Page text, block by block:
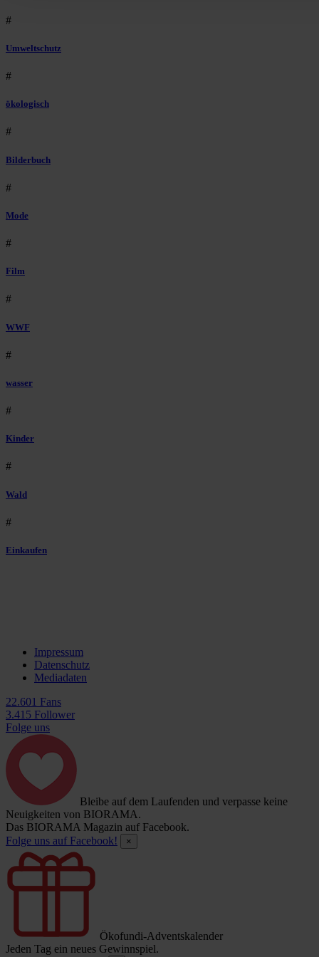
#
Umweltschutz
#
ökologisch
#
Bilderbuch
#
Mode
#
Film
#
WWF
#
wasser
#
Kinder
#
Wald
#
Einkaufen
Impressum
Datenschutz
Mediadaten
22.601 Fans
3.415 Follower
Folge uns
Bleibe auf dem Laufenden und verpasse keine
Neuigkeiten von BIORAMA.
Das BIORAMA Magazin auf Facebook.
Folge uns auf Facebook!
×
Ökofundi-Adventskalender
Jeden Tag ein neues Gewinnspiel.